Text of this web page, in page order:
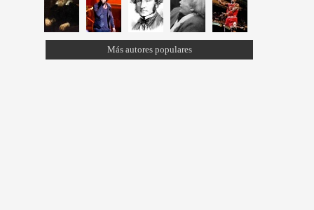
Más autores populares